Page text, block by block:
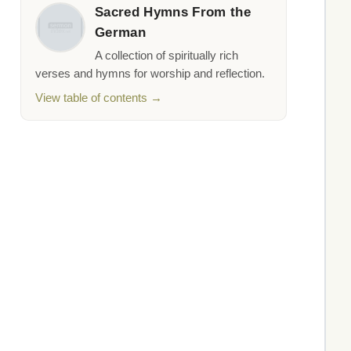
Sacred Hymns From the
German
A collection of spiritually rich
verses and hymns for worship and reflection.
View table of contents →